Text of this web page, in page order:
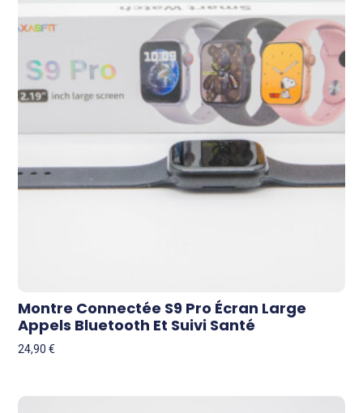
Montre Connectée S9 Pro Écran Large
Appels Bluetooth Et Suivi Santé
24,90€